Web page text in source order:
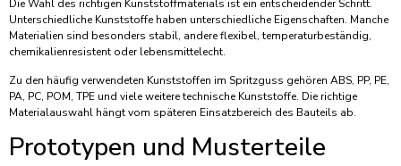
Die Wahl des richtigen Kunststoffmaterials ist ein entscheidender Schritt.
Unterschiedliche Kunststoffe haben unterschiedliche Eigenschaften. Manche
Materialien sind besonders stabil, andere flexibel, temperaturbeständig,
chemikalienresistent oder lebensmittelecht.
Zu den häufig verwendeten Kunststoffen im Spritzguss gehören ABS, PP, PE,
PA, PC, POM, TPE und viele weitere technische Kunststoffe. Die richtige
Materialauswahl hängt vom späteren Einsatzbereich des Bauteils ab.
Prototypen und Musterteile